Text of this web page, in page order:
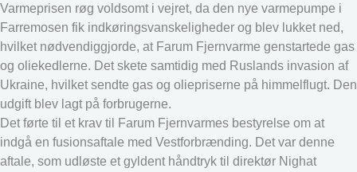
Varmeprisen røg voldsomt i vejret, da den nye varmepumpe i
Farremosen fik indkøringsvanskeligheder og blev lukket ned,
hvilket nødvendiggjorde, at Farum Fjernvarme genstartede gas
og oliekedlerne. Det skete samtidig med Ruslands invasion af
Ukraine, hvilket sendte gas og oliepriserne på himmelflugt. Den
udgift blev lagt på forbrugerne.
Det førte til et krav til Farum Fjernvarmes bestyrelse om at
indgå en fusionsaftale med Vestforbrænding. Det var denne
aftale, som udløste et gyldent håndtryk til direktør Nighat